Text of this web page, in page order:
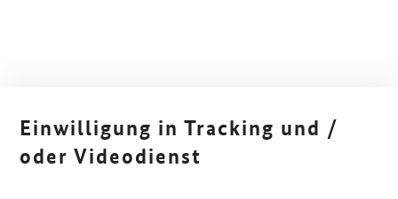
Einwilligung in Tracking und /
oder Videodienst